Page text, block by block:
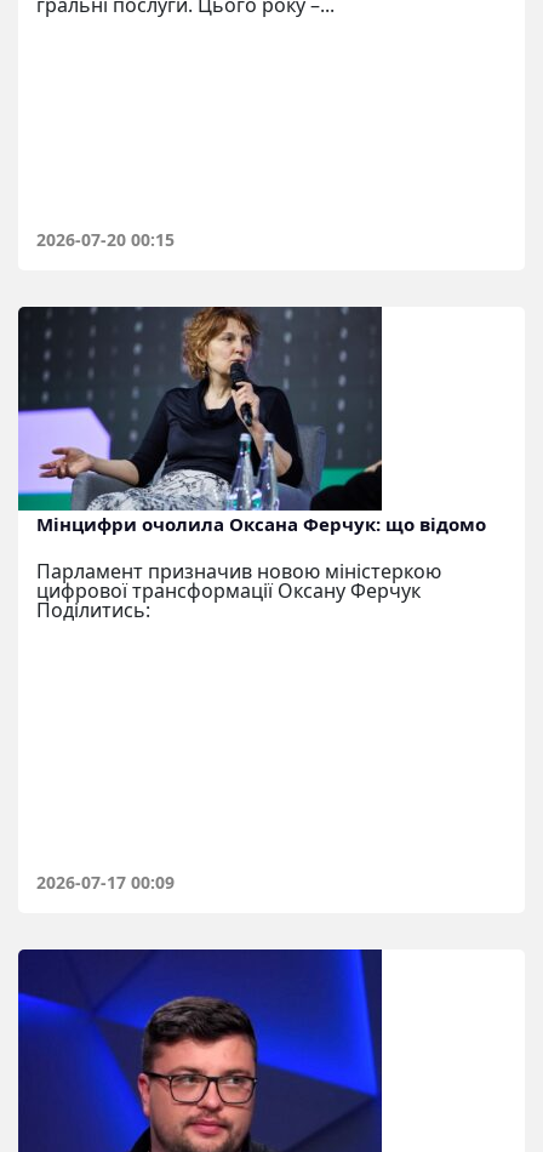
гральні послуги. Цього року –...
2026-07-20 00:15
Мінцифри очолила Оксана Ферчук: що відомо
Парламент призначив новою міністеркою
цифрової трансформації Оксану Ферчук
Поділитись:
2026-07-17 00:09